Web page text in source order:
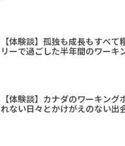
【体験談】孤独も成長もすべ
リーで過ごした半年間のワーキ
【体験談】カナダのワーキング
れない日々とかけがえのない出